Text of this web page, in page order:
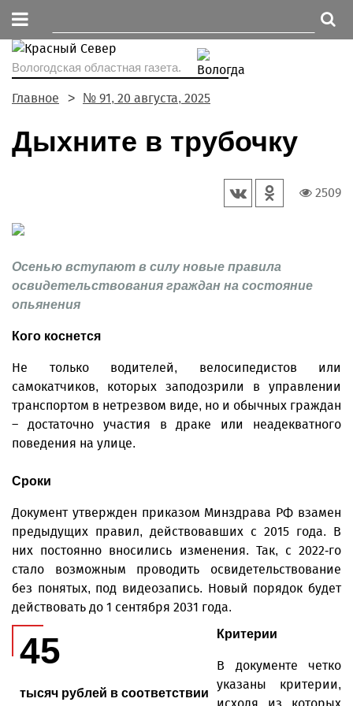
Вологодская областная газета.
Главное № 91, 20 августа, 2025
Дыхните в трубочку
2509
Осенью вступают в силу новые правила
освидетельствования граждан на состояние
опьянения
Кого коснется
Не только водителей, велосипедистов или
самокатчиков, которых заподозрили в управлении
транспортом в нетрезвом виде, но и обычных граждан
– достаточно участия в драке или неадекватного
поведения на улице.
Сроки
Документ утвержден приказом Минздрава РФ взамен
предыдущих правил, действовавших с 2015 года. В
них постоянно вносились изменения. Так, с 2022-го
стало возможным проводить освидетельствование
без понятых, под видеозапись. Новый порядок будет
действовать до 1 сентября 2031 года.
45
тысяч рублей в соответствии
Критерии
В документе четко
указаны критерии,